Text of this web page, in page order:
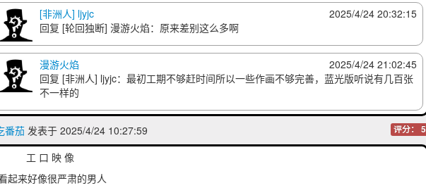
2025/4/24 20:32:15
[非洲人] ljyjc
回复 [轮回独断] 漫游火焰：原来差别这么多啊
2025/4/24 21:02:45
漫游火焰
回复 [非洲人] ljyjc：最初工期不够赶时间所以一些作画不够完善，蓝光版听说有几百张
不一样的
番茄发表于 2025/4/24 10:27:59 评分： 5
工 口 映 像
起来好像很严肃的男人